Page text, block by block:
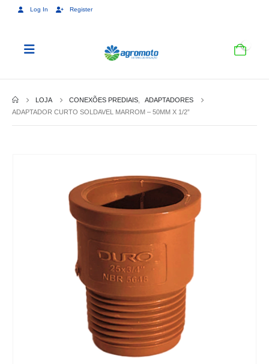
Log In Register
LOJA CONEXÕES PREDIAIS
ADAPTADORES
ADAPTADOR CURTO SOLDAVEL MARROM – 50MM X 1/2”